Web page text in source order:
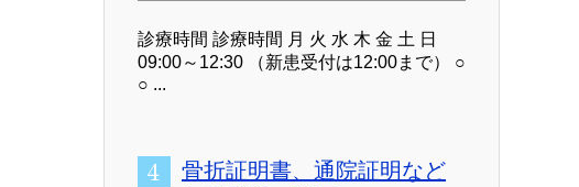
診療時間 診療時間 月 火 水 木 金 土 日
09:00～12:30 （新患受付は12:00まで） ○
○ ...
骨折証明書、通院証明など